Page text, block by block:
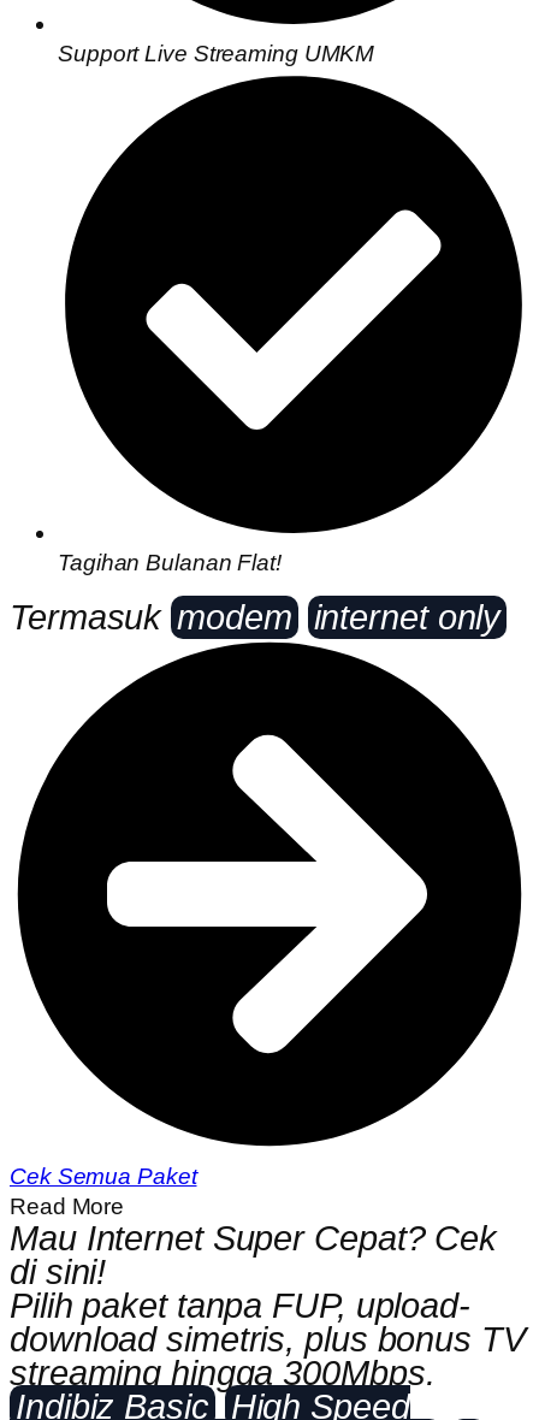
Support Live Streaming UMKM
Tagihan Bulanan Flat!
Termasukmodem internet only
Cek Semua Paket
Read More
Mau Internet Super Cepat? Cek
di sini!
Pilih paket tanpa FUP, upload-
download simetris, plus bonus TV
streaming hingga 300Mbps.
Indibiz Basic
High Speed